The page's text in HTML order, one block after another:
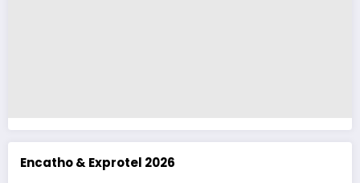
Encatho & Exprotel 2026